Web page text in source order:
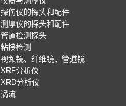
探伤仪的探头和配件
测厚仪的探头和配件
管道检测探头
粘接检测
视频镜、纤维镜、管道镜
XRF分析仪
XRD分析仪
涡流